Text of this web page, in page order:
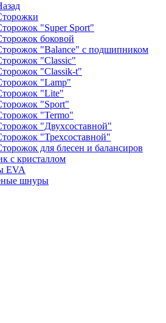
"Super Sport"
боковой
"Balance" с подшипником
"Classic"
"Classik-t"
"Lamp"
"Lite"
"Sport"
"Termo"
"Двухсоставной"
"Трехсоставной"
для блесен и балансиров
с кристаллом
EVA
шнуры